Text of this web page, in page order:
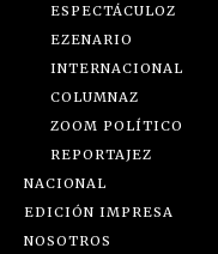
ESPECTÁCULOZ
EZENARIO
INTERNACIONAL
COLUMNAZ
ZOOM POLÍTICO
REPORTAJEZ
NACIONAL
EDICIÓN IMPRESA
NOSOTROS